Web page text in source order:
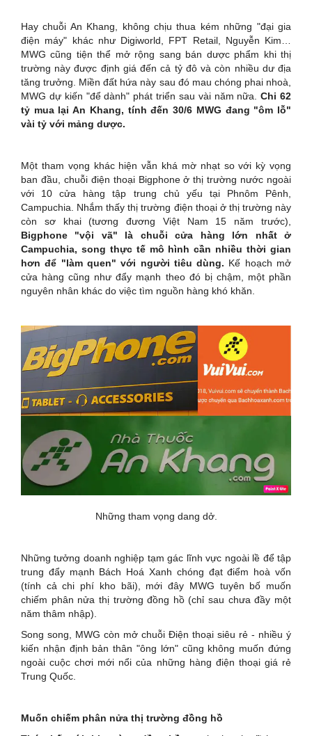
Hay chuỗi An Khang, không chịu thua kém những "đại gia
điện máy" khác như Digiworld, FPT Retail, Nguyễn Kim…
MWG cũng tiện thể mở rộng sang bán dược phẩm khi thị
trường này được định giá đến cả tỷ đô và còn nhiều dư địa
tăng trưởng. Miền đất hứa này sau đó mau chóng phai nhoà,
MWG dự kiến "để dành" phát triển sau vài năm nữa.Chi 62
tỷ mua lại An Khang, tính đến 30/6 MWG đang "ôm lỗ"
vài tỷ với mảng dược.
Một tham vọng khác hiện vẫn khá mờ nhạt so với kỳ vọng
ban đầu, chuỗi điện thoại Bigphone ở thị trường nước ngoài
với 10 cửa hàng tập trung chủ yếu tại Phnôm Pênh,
Campuchia. Nhắm thấy thị trường điện thoại ở thị trường này
còn sơ khai (tương đương Việt Nam 15 năm trước),
Bigphone "vội vã" là chuỗi cửa hàng lớn nhất ở
Campuchia, song thực tế mô hình cần nhiều thời gian
hơn để "làm quen" với người tiêu dùng. Kế hoạch mở
cửa hàng cũng như đẩy mạnh theo đó bị chậm, một phần
nguyên nhân khác do việc tìm nguồn hàng khó khăn.
Những tham vọng dang dở.
Những tưởng doanh nghiệp tạm gác lĩnh vực ngoài lề để tập
trung đẩy mạnh Bách Hoá Xanh chóng đạt điểm hoà vốn
(tính cả chi phí kho bãi), mới đây MWG tuyên bố muốn
chiếm phân nửa thị trường đồng hồ (chỉ sau chưa đầy một
năm thâm nhập).
Song song, MWG còn mở chuỗi Điện thoại siêu rẻ - nhiều ý
kiến nhận định bản thân "ông lớn" cũng không muốn đứng
ngoài cuộc chơi mới nổi của những hàng điện thoại giá rẻ
Trung Quốc.
Muốn chiếm phân nửa thị trường đồng hồ